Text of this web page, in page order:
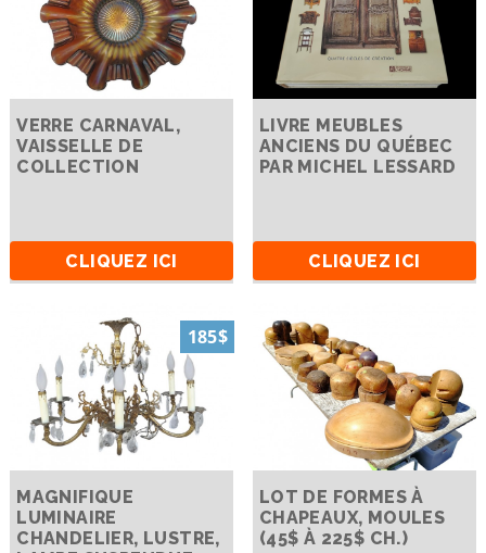
VERRE CARNAVAL,
VAISSELLE DE
COLLECTION
CLIQUEZ ICI
LIVRE MEUBLES
ANCIENS DU QUÉBEC
PAR MICHEL LESSARD
CLIQUEZ ICI
185$
MAGNIFIQUE
LUMINAIRE
CHANDELIER, LUSTRE,
LOT DE FORMES À
CHAPEAUX, MOULES
(45$ À 225$ CH.)